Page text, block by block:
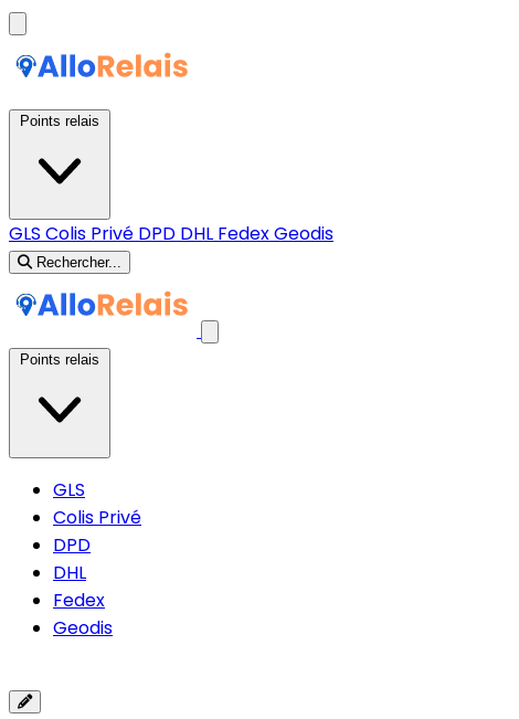
GLS Colis Privé DPD DHL FedexGeodis
Rechercher...
GLS
Colis Privé
DPD
DHL
Fedex
Geodis